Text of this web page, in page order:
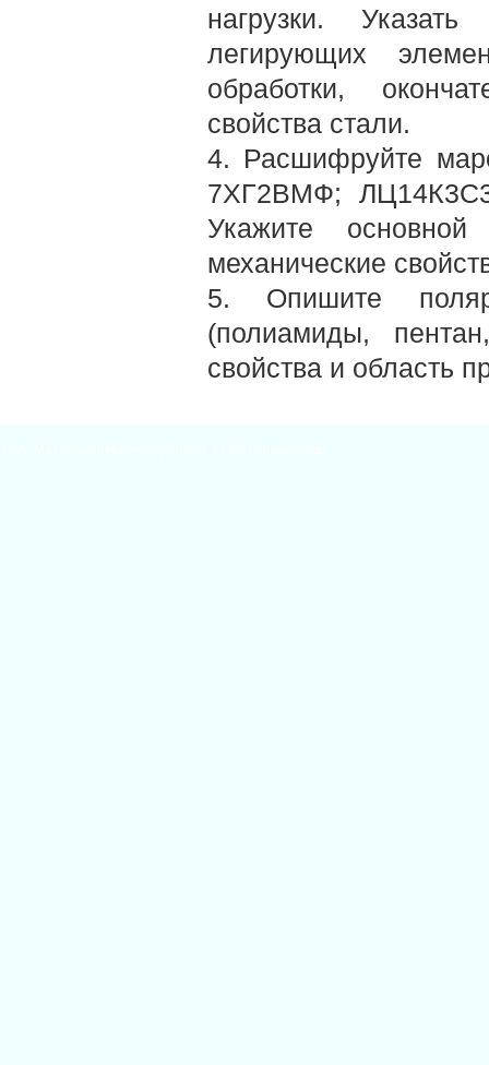
нагрузки.
легирующих
обработки,
свойства стали.
4. Расшифруйте
7ХГ2ВМФ;
Укажите
механические
5. Опишите
(полиамиды,
свойства и область